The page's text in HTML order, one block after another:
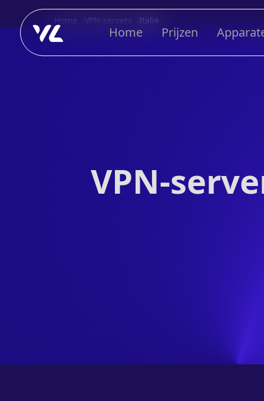
Home Prijzen
Home VPN-servers Italië
VPN-